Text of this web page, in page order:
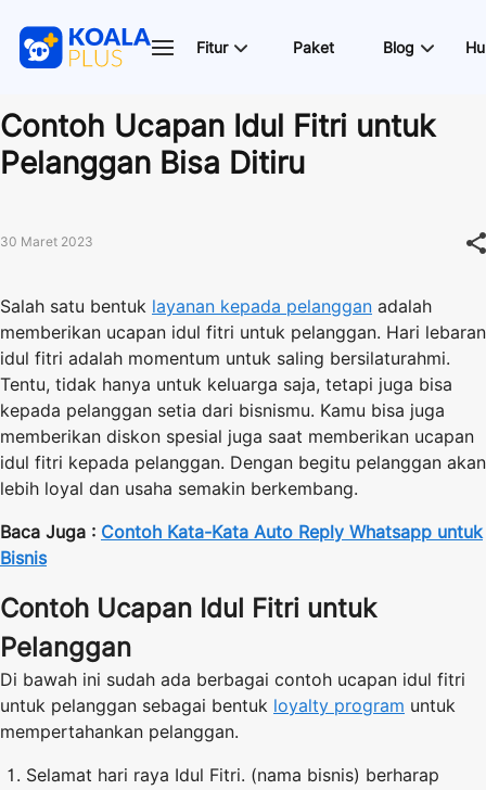
Fitur Paket Blog
Contoh Ucapan Idul Fitri untuk
Pelanggan Bisa Ditiru
30 Maret 2023
Salah satu bentuk layanan kepada pelanggan adalah
memberikan ucapan idul fitri untuk pelanggan. Hari lebaran
idul fitri adalah momentum untuk saling bersilaturahmi.
Tentu, tidak hanya untuk keluarga saja, tetapi juga bisa
kepada pelanggan setia dari bisnismu. Kamu bisa juga
memberikan diskon spesial juga saat memberikan ucapan
idul fitri kepada pelanggan. Dengan begitu pelanggan akan
lebih loyal dan usaha semakin berkembang.
Baca Juga : Contoh Kata-Kata Auto Reply Whatsapp untuk
Bisnis
Contoh Ucapan Idul Fitri untuk
Pelanggan
Di bawah ini sudah ada berbagai contoh ucapan idul fitri
untuk pelanggan sebagai bentuk loyalty program untuk
mempertahankan pelanggan.
Selamat hari raya Idul Fitri. (nama bisnis) berharap